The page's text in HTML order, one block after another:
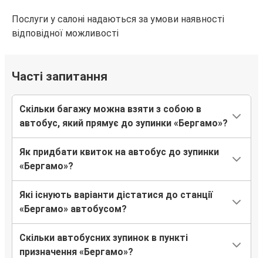
Аеропорт Венеції
Київ
Марібор
Бергамо
Бергамо
Штутгарт
Послуги у салоні надаються за умови наявності
відповідної можливості
Часті запитання
Скільки багажу можна взяти з собою в
автобус, який прямує до зупинки «Бергамо»?
Як придбати квиток на автобус до зупинки
«Бергамо»?
Які існують варіанти дістатися до станції
«Бергамо» автобусом?
Скільки автобусних зупинок в пункті
призначення «Бергамо»?